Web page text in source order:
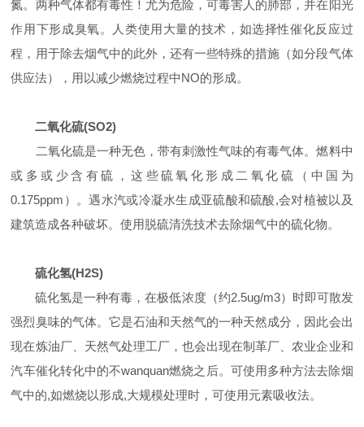
氮。两种气体都有毒性！尤为危险，可毒害人的肺部，并在阳光
作用下形成臭氧。人类使用大量的技术，如选择性催化反应过
程，用于除去烟气中的此外，还有一些特殊的措施（如分段气体
供应法），用以减少燃烧过程中NO的形成。
二氧化硫(SO2)
二氧化硫是一种无色，带有刺激性气味的有毒气体。燃料中
或多或少含有硫，这些硫氧化形成二氧化硫（中国为
0.175ppm）。遇水汽或冷凝水生成亚硫酸和硫酸,会对植被以及
建筑造成各种破坏。使用脱硫清洗技术去除烟气中的硫化物。
硫化氢(H2S)
硫化氢是一种有毒，在极低浓度（约2.5ug/m3）时即可散发
强烈臭味的气体。它是石油和天然气的一种天然成分，因此会出
现在炼油厂、天然气处理工厂，也会出现在制革厂、农业企业和
汽车催化转化中的不wanquan燃烧之后。可使用多种方法去除烟
气中的,如燃烧以形成,大规模处理时，可使用元素吸收法。